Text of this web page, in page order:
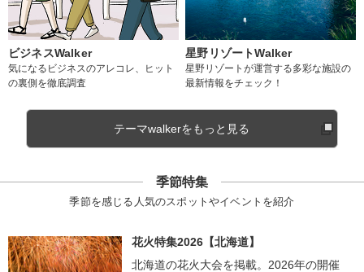
ビジネスWalker
気になるビジネスのアレコレ、ヒット
の裏側を徹底調査
星野リゾートWalker
星野リゾートが運営する多彩な施設の
最新情報をチェック！
テーマwalkerをもっと見る
季節特集
季節を感じる人気のスポットやイベントを紹介
花火特集2026【北海道】
北海道の花火大会を掲載。2026年の開催